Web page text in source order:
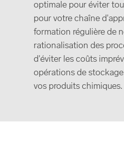
optimale pour éviter
pour votre chaîne
formation régulière de
rationalisation des
d'éviter les coûts
opérations de
vos produits chimiques.